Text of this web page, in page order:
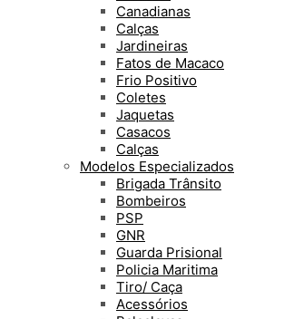
Canadianas
Calças
Jardineiras
Fatos de Macaco
Frio Positivo
Coletes
Jaquetas
Casacos
Calças
Modelos Especializados
Brigada Trânsito
Bombeiros
PSP
GNR
Guarda Prisional
Policia Maritima
Tiro/ Caça
Acessórios